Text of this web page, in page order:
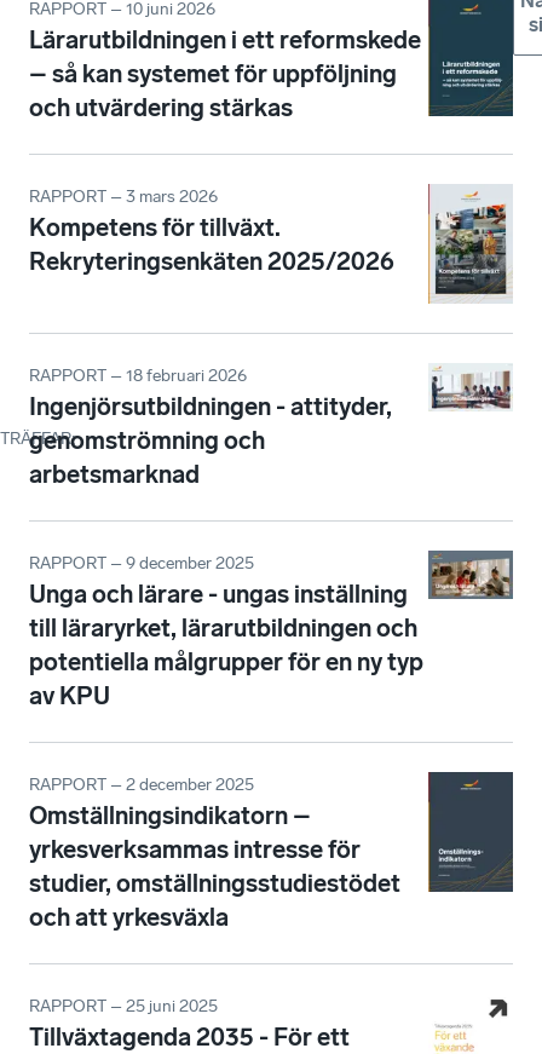
TRÄFFAR:
RAPPORT – 10 juni 2026
Lärarutbildningen i ett reformskede
– så kan systemet för uppföljning
och utvärdering stärkas
RAPPORT – 3 mars 2026
Kompetens för tillväxt.
Rekryteringsenkäten 2025/2026
RAPPORT – 18 februari 2026
Ingenjörsutbildningen - attityder,
genomströmning och
arbetsmarknad
RAPPORT – 9 december 2025
Unga och lärare - ungas inställning
till läraryrket, lärarutbildningen och
potentiella målgrupper för en ny typ
av KPU
RAPPORT – 2 december 2025
Omställningsindikatorn –
yrkesverksammas intresse för
studier, omställningsstudiestödet
och att yrkesväxla
RAPPORT – 25 juni 2025
Tillväxtagenda 2035 - För ett